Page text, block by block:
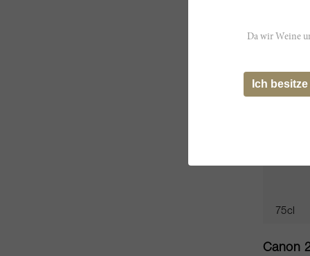
75cl
Canon
Da wir Weine
Ich